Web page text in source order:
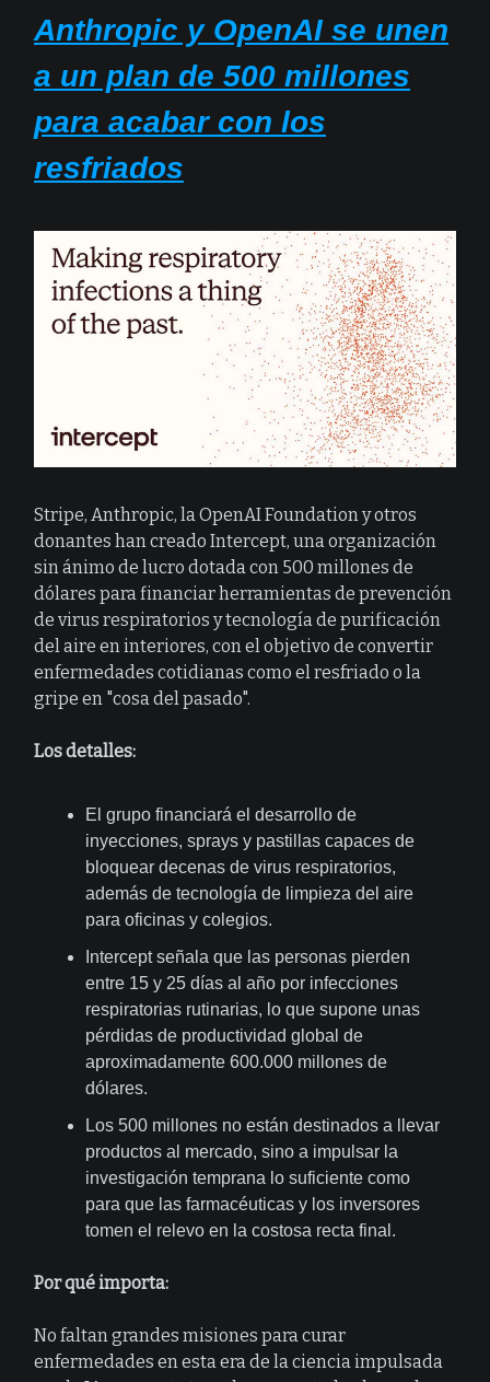
Anthropic y OpenAI se unen
a un plan de 500 millones
para acabar con los
resfriados
Stripe, Anthropic, la OpenAI Foundation y otros
donantes han creado Intercept, una organización
sin ánimo de lucro dotada con 500 millones de
dólares para financiar herramientas de prevención
de virus respiratorios y tecnología de purificación
del aire en interiores, con el objetivo de convertir
enfermedades cotidianas como el resfriado o la
gripe en "cosa del pasado".
Los detalles:
El grupo financiará el desarrollo de
inyecciones, sprays y pastillas capaces de
bloquear decenas de virus respiratorios,
además de tecnología de limpieza del aire
para oficinas y colegios.
Intercept señala que las personas pierden
entre 15 y 25 días al año por infecciones
respiratorias rutinarias, lo que supone unas
pérdidas de productividad global de
aproximadamente 600.000 millones de
dólares.
Los 500 millones no están destinados a llevar
productos al mercado, sino a impulsar la
investigación temprana lo suficiente como
para que las farmacéuticas y los inversores
tomen el relevo en la costosa recta final.
Por qué importa:
No faltan grandes misiones para curar
enfermedades en esta era de la ciencia impulsada